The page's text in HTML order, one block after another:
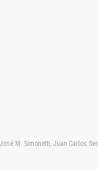
M. Simonetti, Juan Carlos